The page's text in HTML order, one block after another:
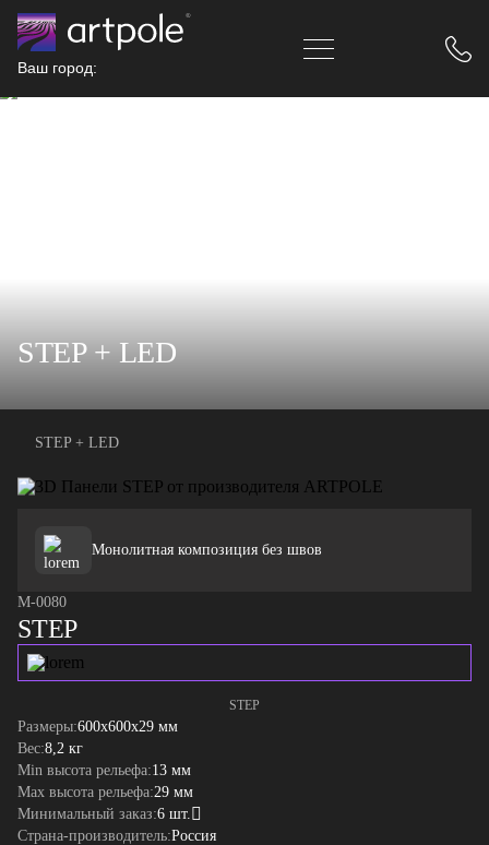
Ваш город:
STEP + LED
STEP + LED
Монолитная композиция без швов
M-0080
STEP
STEP
Размеры:600x600x29 мм
Вес:8,2 кг
Min высота рельефа:13 мм
Max высота рельефа:29 мм
Минимальный заказ:6 шт.
Страна-производитель:Россия